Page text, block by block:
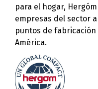
para el hogar,
empresas del sector
puntos de fabricación
América.